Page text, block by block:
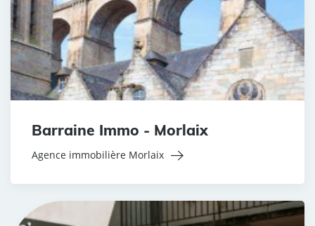
Barraine Immo - Morlaix
Agence immobilière Morlaix